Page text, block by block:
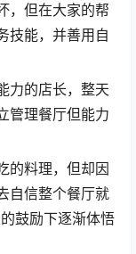
，但在大家的帮
技能，并善用自
力的店长，整天
管理餐厅但能力
的料理，但却因
自信整个餐厅就
鼓励下逐渐体悟